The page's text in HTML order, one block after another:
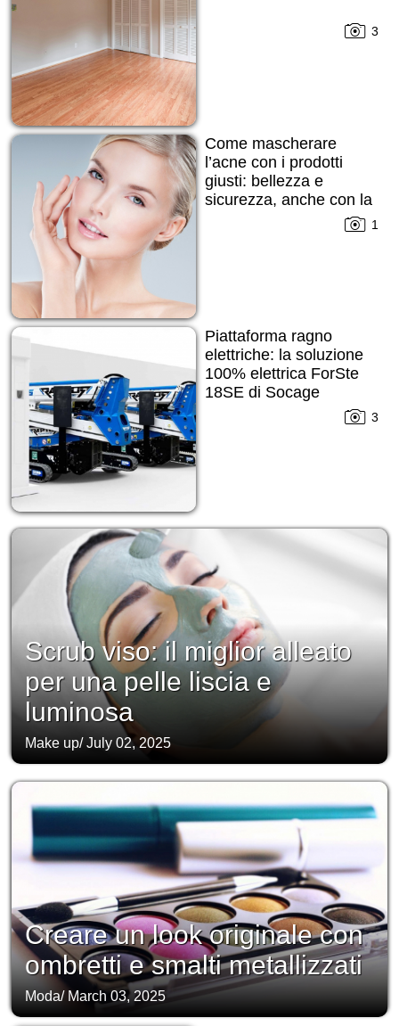
3
Come mascherare
l’acne con i prodotti
giusti: bellezza e
sicurezza, anche con la
1
Piattaforma ragno
elettriche: la soluzione
100% elettrica ForSte
18SE di Socage
3
Scrub viso: il miglior alleato
per una pelle liscia e
luminosa
Make up/July 02, 2025
Creare un look originale con
ombretti e smalti metallizzati
Moda/ March 03, 2025